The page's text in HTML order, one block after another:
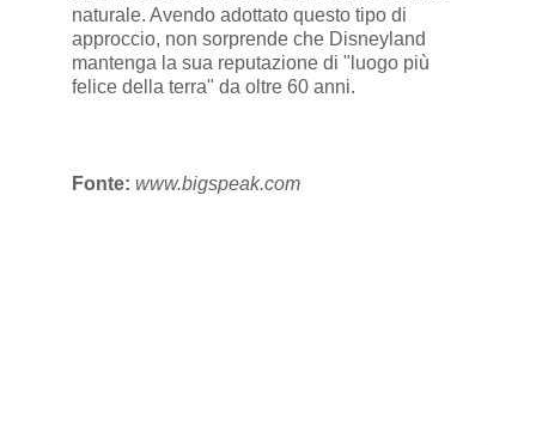
naturale. Avendo adottato questo tipo di
approccio, non sorprende che Disneyland
mantenga la sua reputazione di "luogo più
felice della terra" da oltre 60 anni.
Fonte: www.bigspeak.com